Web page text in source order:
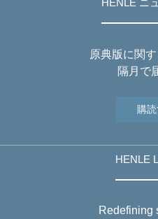
HENLE ニ
原典版に関
隔月で
購
HENLE
Redefining